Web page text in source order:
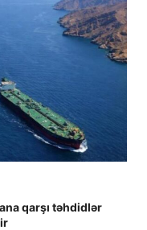
qarşı təhdidlər